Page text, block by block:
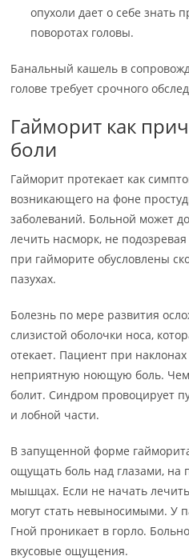
опухоли дает о себе знать
поворотах головы.
Банальный кашель в
голове требует срочного
Гайморит как
боли
Гайморит протекает как
возникающего на фоне
заболеваний. Больной может
лечить насморк, не
при гайморите обусловлены
пазухах.
Болезнь по мере развития
слизистой оболочки носа,
отекает. Пациент при
неприятную ноющую боль.
болит. Синдром провоцирует
и лобной части.
В запущенной форме
ощущать боль над глазами, на
мышцах. Если не начать
могут стать невыносимыми. У
Гной проникает в горло.
вкусовые ощущения.